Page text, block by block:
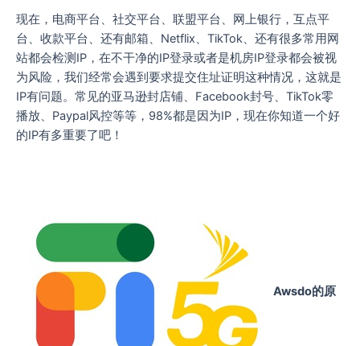
现在，电商平台、社交平台、联盟平台、网上银行，互点平
台、收款平台、还有邮箱、Netflix、TikTok、还有很多常用网
站都会检测IP，在不干净的IP登录或者是机房IP登录都会被视
为风险，我们经常会遇到要求提交住址证明这种情况，这就是
IP有问题。常见的亚马逊封店铺、Facebook封号、TikTok零
播放、Paypal风控等等，98%都是因为IP，现在你知道一个好
的IP有多重要了吧！
Awsdo的原